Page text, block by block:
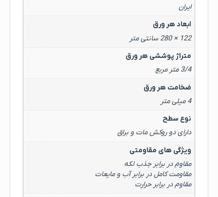
ایران
ابعاد هر ورق
122 × 280 سانتی متر
متراژ پوششی هر ورق
3/4 متر مربع
ضخامت هر ورق
4 میلی متر
نوع سطح
دارای دو روکش مات و براق
ویژگی های مقاومتی
مقاوم در برابر جذب لکه
مقاومت کامل در برابر آب و مایعات
مقاوم در برابر حرارت